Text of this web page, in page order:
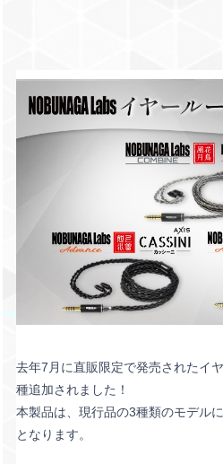
去年7月に直販限定で発売されたイ
種追加されました！
本製品は、現行品の3種類のモデル
となります。